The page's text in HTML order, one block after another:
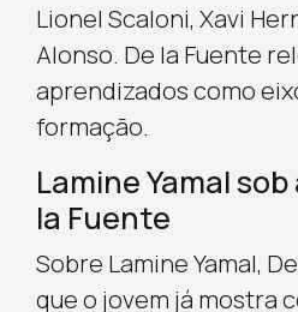
Lionel Scaloni, Xavi
Alonso. De la Fuente
aprendizados como
formação.
Lamine Yamal
la Fuente
Sobre Lamine Yamal,
que o jovem já mostra